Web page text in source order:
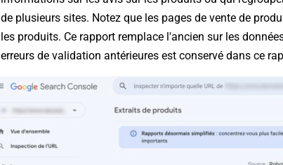
de plusieurs sites. Notez que les pages de vente de
les produits. Ce rapport remplace l'ancien sur les
erreurs de validation antérieures est conservé dans ce